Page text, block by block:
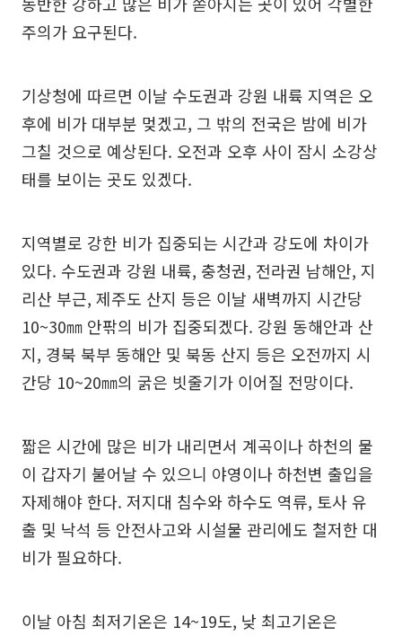
주의가 요구된다.
기상청에 따르면 이날 수도권과 강원 내륙 지역은 오
후에 비가 대부분 멎겠고, 그 밖의 전국은 밤에 비가
그칠 것으로 예상된다. 오전과 오후 사이 잠시 소강상
태를 보이는 곳도 있겠다.
지역별로 강한 비가 집중되는 시간과 강도에 차이가
있다. 수도권과 강원 내륙, 충청권, 전라권 남해안, 지
리산 부근, 제주도 산지 등은 이날 새벽까지 시간당
10~30㎜ 안팎의 비가 집중되겠다. 강원 동해안과 산
지, 경북 북부 동해안 및 북동 산지 등은 오전까지 시
간당 10~20㎜의 굵은 빗줄기가 이어질 전망이다.
짧은 시간에 많은 비가 내리면서 계곡이나 하천의 물
이 갑자기 불어날 수 있으니 야영이나 하천변 출입을
자제해야 한다. 저지대 침수와 하수도 역류, 토사 유
출 및 낙석 등 안전사고와 시설물 관리에도 철저한 대
비가 필요하다.
이날 아침 최저기온은 14~19도, 낮 최고기온은